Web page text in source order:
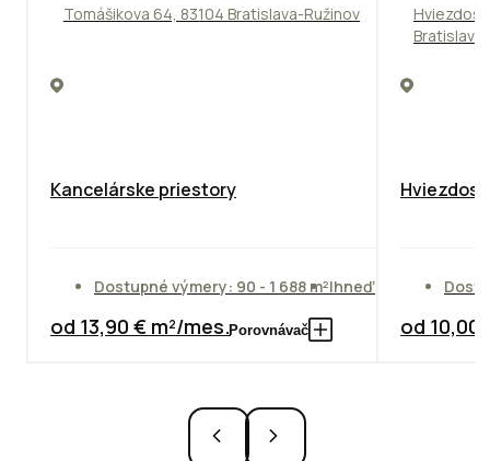
Tomášikova 64, 83104 Bratislava-Ružinov
Kancelárske priestory
Dostupné výmery: 90 - 1 688 m²Ihneď
od 13,90 € m²/mes.Porovnávač od 10,00